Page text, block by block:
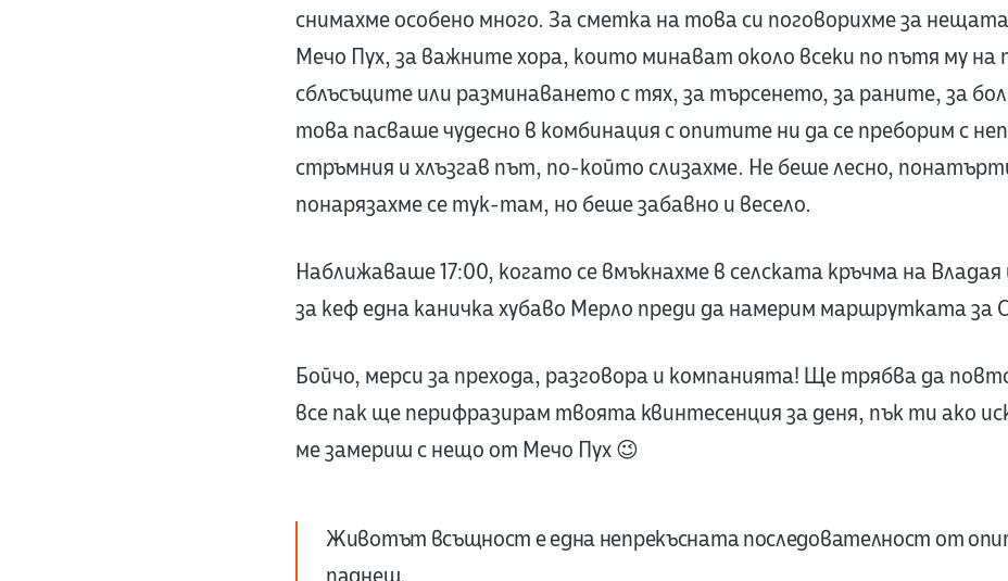
снимахме особено много. За сметка на това си поговорихме за
Мечо Пух, за важните хора, които минават около всеки по пътя му на
сблъсъците или разминаването с тях, за търсенето, за раните, за
това пасваше чудесно в комбинация с опитите ни да се преборим с
стръмния и хлъзгав път, по-който слизахме. Не беше лесно,
понарязахме се тук-там, но беше забавно и весело.
Наближаваше 17:00, когато се вмъкнахме в селската кръчма на Владая
за кеф една каничка хубаво Мерло преди да намерим маршрутката за
Бойчо, мерси за прехода, разговора и компанията! Ще трябва да
все пак ще перифразирам твоята квинтесенция за деня, пък ти ако
ме замериш с нещо от Мечо Пух 😉
Животът всъщност е една непрекъсната последователност от